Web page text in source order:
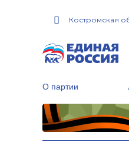
Костромская
О партии